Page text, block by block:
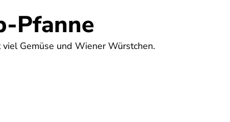
Pfanne
Gemüse und Wiener Würstchen.